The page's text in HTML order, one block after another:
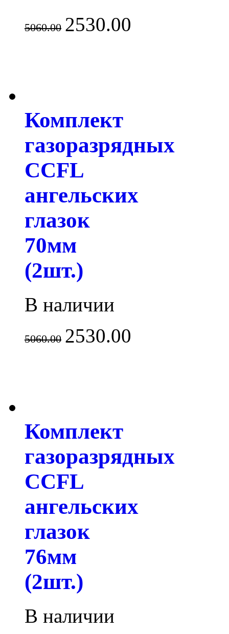
5060.00 2530.00
Комплект
газоразрядных
CCFL
ангельских
глазок
70мм
(2шт.)
В наличии
5060.00 2530.00
Комплект
газоразрядных
CCFL
ангельских
глазок
76мм
(2шт.)
В наличии